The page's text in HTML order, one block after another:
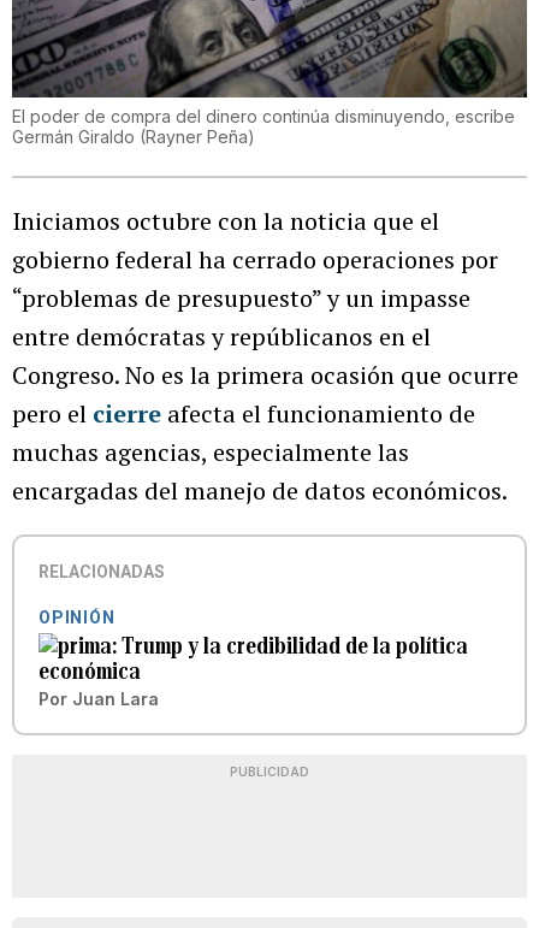
El poder de compra del dinero continúa disminuyendo, escribe
Germán Giraldo (Rayner Peña)
Iniciamos octubre con la noticia que el
gobierno federal ha cerrado operaciones por
“problemas de presupuesto” y un impasse
entre demócratas y repúblicanos en el
Congreso. No es la primera ocasión que ocurre
pero el cierre afecta el funcionamiento de
muchas agencias, especialmente las
encargadas del manejo de datos económicos.
RELACIONADAS
OPINIÓN
Trump y la credibilidad de la política
económica
Por Juan Lara
PUBLICIDAD